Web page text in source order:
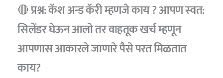
🔴प्रश्न: कॅश अन्ड कॅरी म्हणजे काय ? आपण स्वत:
सिलेंडर घेऊन आलो तर वाहतूक खर्च म्हणून
आपणास आकारले जाणारे पैसे परत मिळतात
काय?